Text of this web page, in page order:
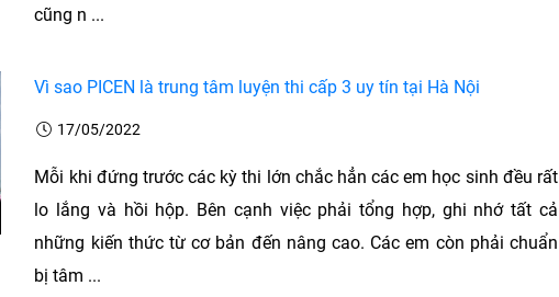
cũng n ...
Vì sao PICEN là trung tâm luyện thi cấp 3 uy tín tại Hà Nội
17/05/2022
Mỗi khi đứng trước các kỳ thi lớn chắc hẳn các em học sinh đều rất
lo lắng và hồi hộp. Bên cạnh việc phải tổng hợp, ghi nhớ tất cả
những kiến thức từ cơ bản đến nâng cao. Các em còn phải chuẩn
bị tâm ...